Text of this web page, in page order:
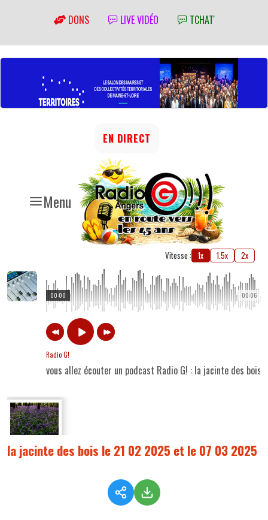
DONS LIVE VIDÉO TCHAT'
Menu
EN DIRECT
Vitesse : 1x 1.5x 2x
00:06
00:00
Radio G!
vous allez écouter un podcast Radio G! : la jacinte des
la jacinte des bois le 21 02 2025 et le 07 03 2025